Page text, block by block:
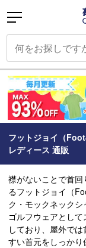
フットジョイ（
レディース 通販
襟がないことで首
るフットジョイ（
ク・モックネックシ
ゴルフウェアとし
しており、屋外で
すい首元をしっかり